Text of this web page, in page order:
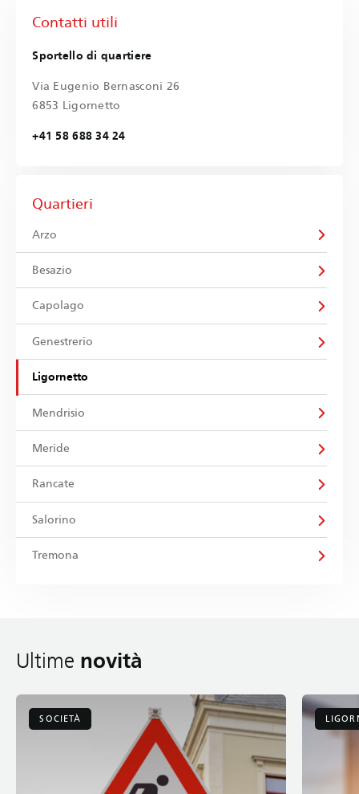
Contatti utili
Sportello di quartiere
Via Eugenio Bernasconi 26
6853 Ligornetto
+41 58 688 34 24
Quartieri
Arzo
Besazio
Capolago
Genestrerio
Ligornetto
Mendrisio
Meride
Rancate
Salorino
Tremona
Ultime novità
SOCIETÀ